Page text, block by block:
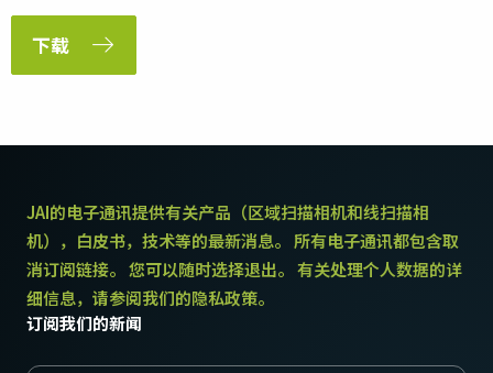
下载
JAI的电子通讯提供有关产品（区域扫描相机和线扫描相
机），白皮书，技术等的最新消息。 所有电子通讯都包含取
消订阅链接。 您可以随时选择退出。 有关处理个人数据的详
细信息，请参阅我们的隐私政策。
订阅我们的新闻